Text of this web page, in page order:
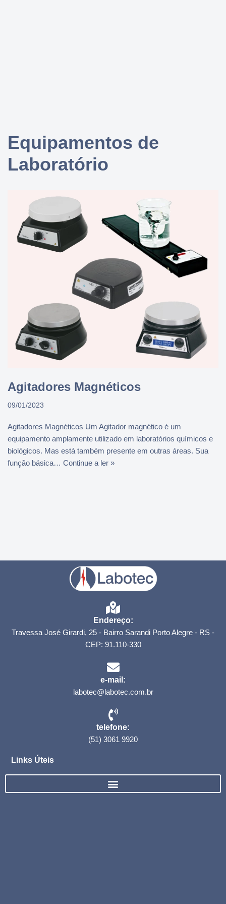
Equipamentos de
Laboratório
Agitadores Magnéticos
09/01/2023
Agitadores Magnéticos Um Agitador magnético é um
equipamento amplamente utilizado em laboratórios químicos e
biológicos. Mas está também presente em outras áreas. Sua
função básica… Continue a ler »
Endereço:
Travessa José Girardi, 25 - Bairro Sarandi Porto Alegre - RS -
CEP: 91.110-330
e-mail:
labotec@labotec.com.br
telefone:
(51) 3061 9920
Links Úteis